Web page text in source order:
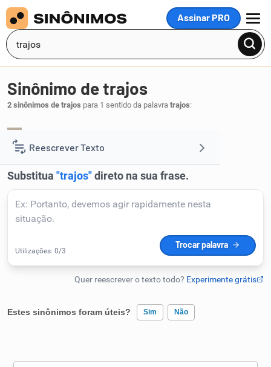
Assinar PRO
MENU
Reescrever Texto
Resumir Texto
Corrigir Texto
Detector de IA
Humanizador de IA
Sinônimo de trajos
2 sinônimos de trajos para 1 sentido da palavra trajos:
Estes sinônimos foram úteis? Sim Não